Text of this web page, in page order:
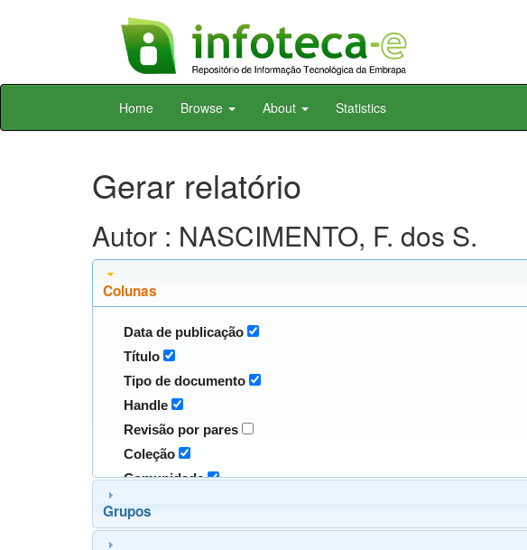
Skip
Home Browse About Statistics
Gerar relatório
Autor : NASCIMENTO, F. dos S.
Colunas
Data de publicação
Título
Tipo de documento
Handle
Revisão por pares
Coleção
Comunidade
Grupos